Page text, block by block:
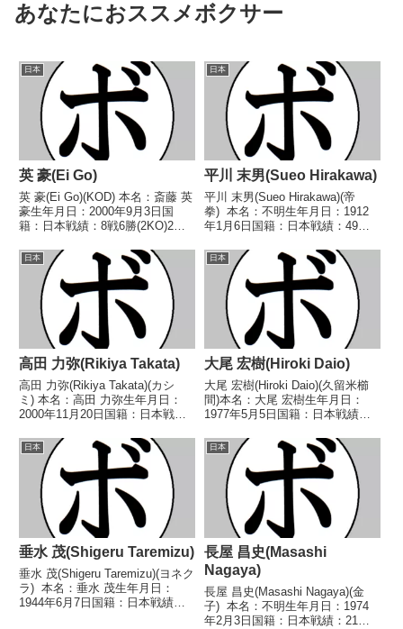
あなたにおススメボクサー
日本
英 豪(Ei Go)
英 豪(Ei Go)(KOD) 本名：斎藤 英
豪生年月日：2000年9月3日国
籍：日本戦績：8戦6勝(2KO)2
歴】2023/08/20 ○6RTKO 浜崎
隆広(仲里)2024/03/31 ○8R判定
2-0...
日本
平川 末男(Sueo Hirakawa)
平川 末男(Sueo Hirakawa)(帝
拳) 本名：不明生年月日：1912
年1月6日国籍：日本戦績：49戦
ル】第8代(戦前)日本ライト級王
座(1933年度日仏対抗戦ライト級
代表) 【戦歴】1...
日本
高田 力弥(Rikiya Takata)
高田 力弥(Rikiya Takata)(カシ
ミ) 本名：高田 力弥生年月日：
2000年11月20日国籍：日本戦
なし 【戦歴】2022/03/21
●1RTKO 福井 瑛紀(北海道畠
山)2022/07/30...
日本
大尾 宏樹(Hiroki Daio)
大尾 宏樹(Hiroki Daio)(久留米櫛
間)本名：大尾 宏樹生年月日：
1977年5月5日国籍：日本戦績：
イトル】1999年度西部日本スー
パーライト級新人王【戦歴】
1998/08/30 ●1RKO...
日本
垂水 茂(Shigeru Taremizu)
垂水 茂(Shigeru Taremizu)(ヨネク
ラ) 本名：垂水 茂生年月日：
1944年6月7日国籍：日本戦績：
日本
長屋 昌史(Masashi
Nagaya)
長屋 昌史(Masashi Nagaya)(金
子) 本名：不明生年月日：1974
年2月3日国籍：日本戦績：21戦9